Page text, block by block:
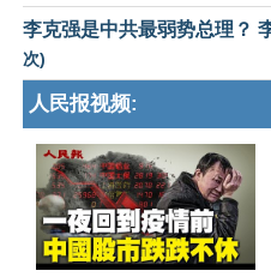
李克强是中共最弱势总理？
次)
人民报视频: